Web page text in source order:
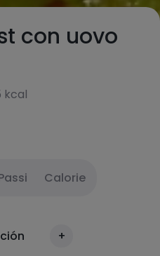
con uovo
kcal
Calorie
+
avocado.
Mettere da parte.